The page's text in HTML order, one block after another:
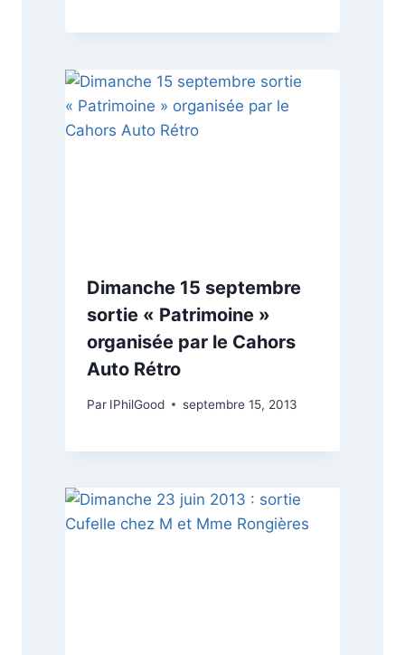
Dimanche 15 septembre
sortie « Patrimoine »
organisée par le Cahors
Auto Rétro
Par IPhilGood septembre 15, 2013